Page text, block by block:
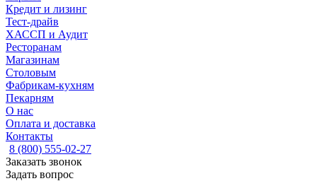
Кредит и лизинг
Тест-драйв
ХАССП и Аудит
Ресторанам
Магазинам
Столовым
Фабрикам-кухням
Пекарням
О нас
Оплата и доставка
Контакты
8 (800) 555-02-27
Заказать звонок
Задать вопрос